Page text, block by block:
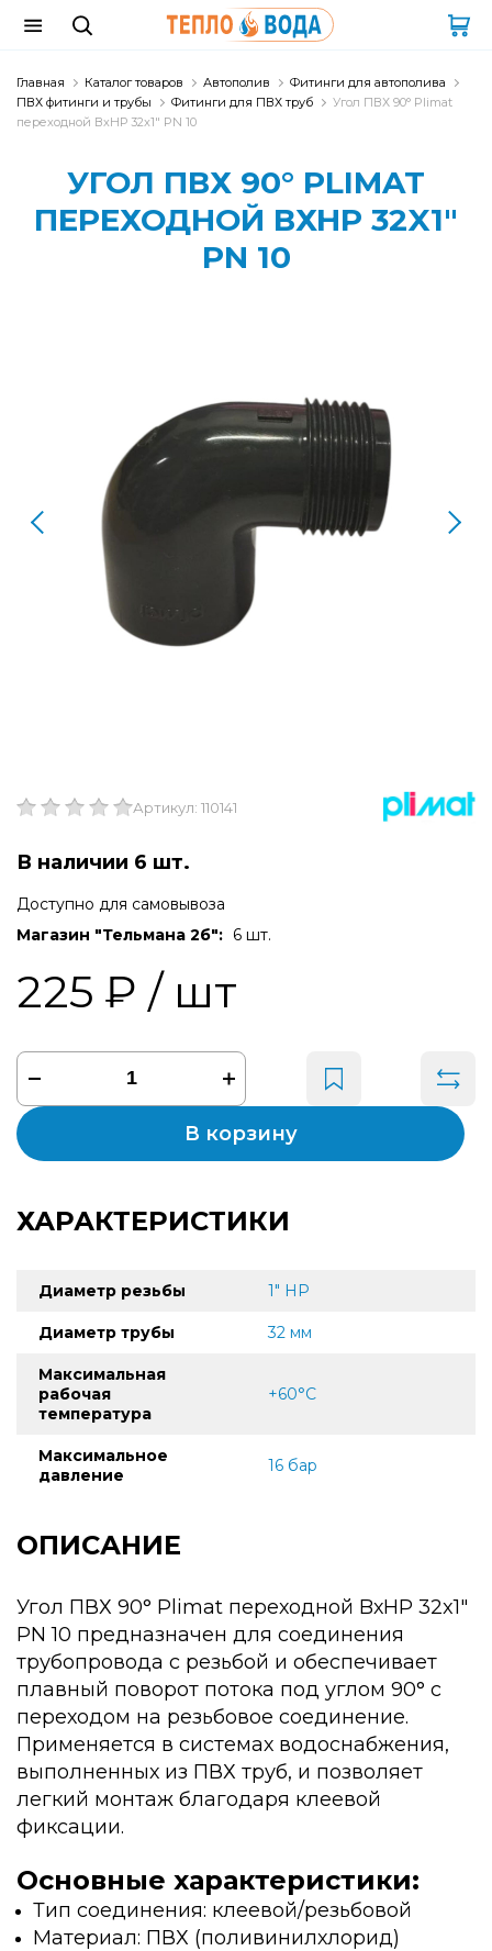
Главная Каталог товаров Автополив
Фитинги для автополива
ПВХ фитинги и трубы
Фитинги для ПВХ труб
Угол ПВХ 90° Plimat
переходной ВхНР 32x1" PN 10
УГОЛ ПВХ 90° PLIMAT
ПЕРЕХОДНОЙ ВХНР 32X1"
PN 10
Артикул: 110141
В наличии 6 шт.
Доступно для самовывоза
Магазин "Тельмана 2б": 6 шт.
225 ₽ / шт
В корзину
ХАРАКТЕРИСТИКИ
Диаметр резьбы 1" НР
Диаметр трубы 32 мм
Максимальная
рабочая
температура
+60°С
Максимальное
давление
16 бар
ОПИСАНИЕ
Угол ПВХ 90° Plimat переходной BхНР 32x1"
PN 10 предназначен для соединения
трубопровода с резьбой и обеспечивает
плавный поворот потока под углом 90° с
переходом на резьбовое соединение.
Применяется в системах водоснабжения,
выполненных из ПВХ труб, и позволяет
легкий монтаж благодаря клеевой
фиксации.
Основные характеристики:
Тип соединения: клеевой/резьбовой
Материал: ПВХ (поливинилхлорид)